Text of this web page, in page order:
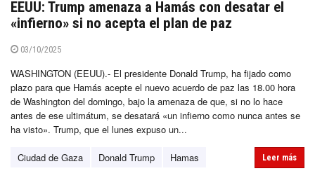
EEUU: Trump amenaza a Hamás con desatar el
«infierno» si no acepta el plan de paz
03/10/2025
WASHINGTON (EEUU).- El presidente Donald Trump, ha fijado como
plazo para que Hamás acepte el nuevo acuerdo de paz las 18.00 hora
de Washington del domingo, bajo la amenaza de que, si no lo hace
antes de ese ultimátum, se desatará «un infierno como nunca antes se
ha visto». Trump, que el lunes expuso un...
Ciudad de Gaza Donald Trump Hamas Leer más